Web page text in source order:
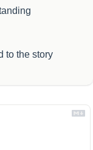
to the story